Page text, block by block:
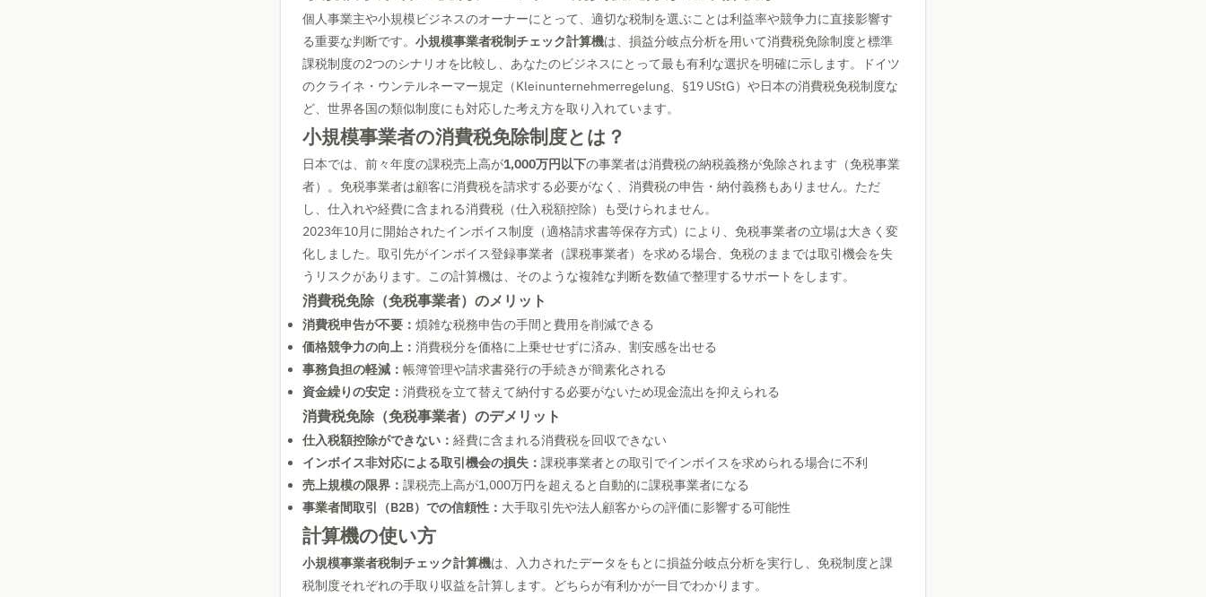
個人事業主や小規模ビジネスのオーナーにとって、適切な税制を選ぶことは利益率や競争力に直接影響す
る重要な判断です。 小規模事業者税制チェック計算機は、損益分岐点分析を用いて消費税免除制度と標準
課税制度の2つのシナリオを比較し、あなたのビジネスにとって最も有利な選択を明確に示します。ドイツ
のクライネ・ウンテルネーマー規定（Kleinunternehmerregelung、§19 UStG）や日本の消費税免税制度な
ど、世界各国の類似制度にも対応した考え方を取り入れています。
小規模事業者の消費税免除制度とは？
日本では、前々年度の課税売上高が1,000万円以下の事業者は消費税の納税義務が免除されます（免税事業
者）。免税事業者は顧客に消費税を請求する必要がなく、消費税の申告・納付義務もありません。ただ
し、仕入れや経費に含まれる消費税（仕入税額控除）も受けられません。
2023年10月に開始されたインボイス制度（適格請求書等保存方式）により、免税事業者の立場は大きく変
化しました。取引先がインボイス登録事業者（課税事業者）を求める場合、免税のままでは取引機会を失
うリスクがあります。この計算機は、そのような複雑な判断を数値で整理するサポートをします。
消費税免除（免税事業者）のメリット
消費税申告が不要： 煩雑な税務申告の手間と費用を削減できる
価格競争力の向上： 消費税分を価格に上乗せせずに済み、割安感を出せる
事務負担の軽減： 帳簿管理や請求書発行の手続きが簡素化される
資金繰りの安定： 消費税を立て替えて納付する必要がないため現金流出を抑えられる
消費税免除（免税事業者）のデメリット
仕入税額控除ができない： 経費に含まれる消費税を回収できない
インボイス非対応による取引機会の損失： 課税事業者との取引でインボイスを求められる場合に不利
売上規模の限界： 課税売上高が1,000万円を超えると自動的に課税事業者になる
事業者間取引（B2B）での信頼性： 大手取引先や法人顧客からの評価に影響する可能性
計算機の使い方
小規模事業者税制チェック計算機は、入力されたデータをもとに損益分岐点分析を実行し、免税制度と課
税制度それぞれの手取り収益を計算します。どちらが有利かが一目でわかります。